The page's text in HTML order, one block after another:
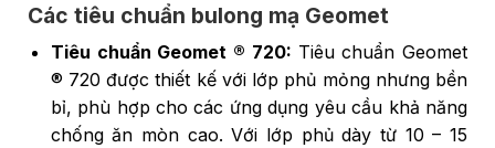
Các tiêu chuẩn bulong mạ Geomet
Tiêu chuẩn Geomet ® 720: Tiêu chuẩn Geomet
® 720 được thiết kế với lớp phủ mỏng nhưng bền
bỉ, phù hợp cho các ứng dụng yêu cầu khả năng
chống ăn mòn cao. Với lớp phủ dày từ 10 – 15